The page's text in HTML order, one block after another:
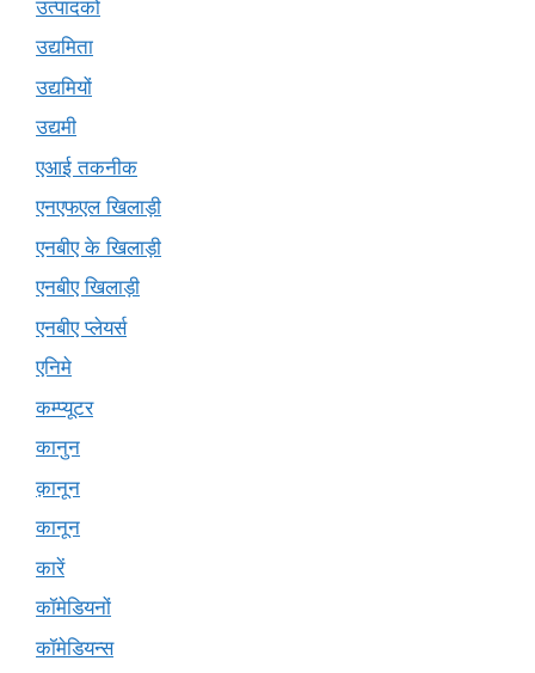
उत्पादकों
उद्यमिता
उद्यमियों
उद्यमी
एआई तकनीक
एनएफएल खिलाड़ी
एनबीए के खिलाड़ी
एनबीए खिलाड़ी
एनबीए प्लेयर्स
एनिमे
कम्प्यूटर
कानुन
क़ानून
कानून
कारें
कॉमेडियनों
कॉमेडियन्स